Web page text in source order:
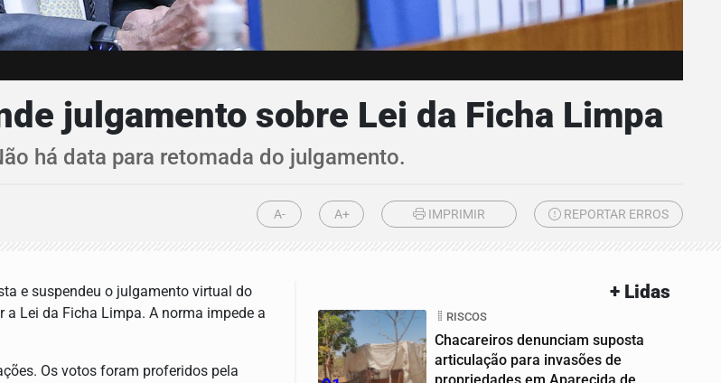
julgamento sobre Lei da Ficha Limpa
há data para retomada do julgamento.
A- A+ IMPRIMIR REPORTAR ERROS
e suspendeu o julgamento virtual do
Lei da Ficha Limpa. A norma impede a
Os votos foram proferidos pela
+ Lidas
RISCOS
Chacareiros denunciam suposta
articulação para invasões de
propriedades em Aparecida de